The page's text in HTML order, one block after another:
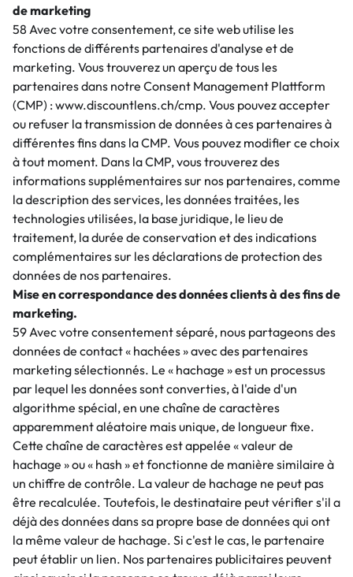
de marketing
58 Avec votre consentement, ce site web utilise les
fonctions de différents partenaires d'analyse et de
marketing. Vous trouverez un aperçu de tous les
partenaires dans notre Consent Management Plattform
(CMP) : www.discountlens.ch/cmp. Vous pouvez accepter
ou refuser la transmission de données à ces partenaires à
différentes fins dans la CMP. Vous pouvez modifier ce choix
à tout moment. Dans la CMP, vous trouverez des
informations supplémentaires sur nos partenaires, comme
la description des services, les données traitées, les
technologies utilisées, la base juridique, le lieu de
traitement, la durée de conservation et des indications
complémentaires sur les déclarations de protection des
données de nos partenaires.
Mise en correspondance des données clients à des fins de
marketing.
59 Avec votre consentement séparé, nous partageons des
données de contact « hachées » avec des partenaires
marketing sélectionnés. Le « hachage » est un processus
par lequel les données sont converties, à l'aide d'un
algorithme spécial, en une chaîne de caractères
apparemment aléatoire mais unique, de longueur fixe.
Cette chaîne de caractères est appelée « valeur de
hachage » ou « hash » et fonctionne de manière similaire à
un chiffre de contrôle. La valeur de hachage ne peut pas
être recalculée. Toutefois, le destinataire peut vérifier s'il a
déjà des données dans sa propre base de données qui ont
la même valeur de hachage. Si c'est le cas, le partenaire
peut établir un lien. Nos partenaires publicitaires peuvent